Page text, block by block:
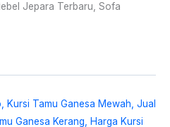
Jepara Terbaru, Sofa